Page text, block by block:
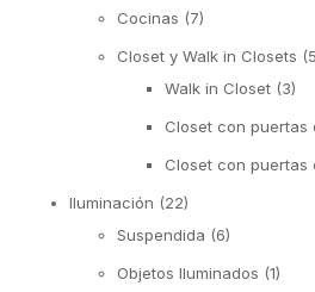
Cocinas (7)
Closet y Walk in Closets
Walk in Closet (3)
Closet con puertas
Closet con puertas
Iluminación (22)
Suspendida (6)
Objetos Iluminados (1)